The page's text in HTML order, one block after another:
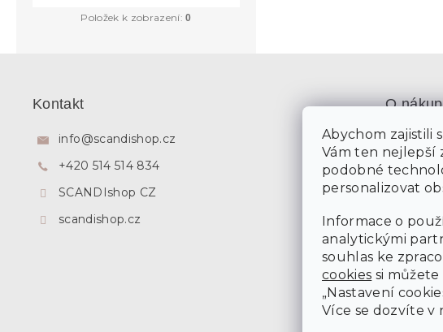
Abychom zajistili
Vám ten nejlepší
podobné
personalizovat
Informace o
analytickými
souhlas ke
cookies si
„Nastavení
Více se dozvíte v
Položek k zobrazení:0
Kontakt
info@scandishop.cz
+420 514 514 834
SCANDIshop CZ
scandishop.cz
O
Možnosti
Možnosti
Kontakty
Ochrana